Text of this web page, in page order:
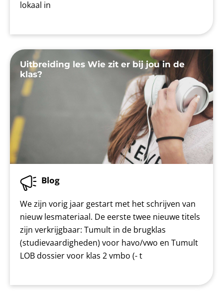
lokaal in
Uitbreiding les Wie zit er bij jou in de
klas?
Blog
We zijn vorig jaar gestart met het schrijven van
nieuw lesmateriaal. De eerste twee nieuwe titels
zijn verkrijgbaar: Tumult in de brugklas
(studievaardigheden) voor havo/vwo en Tumult
LOB dossier voor klas 2 vmbo (- t